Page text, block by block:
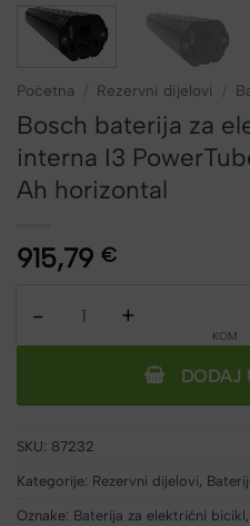
Početna Rezervni dijelovi
Bosch baterija za
interna I3
Ah horizontal
915,79 €
DODAJ
SKU: 87232
Kategorije: Rezervni dijelovi,
Oznake: Baterija za električni bicikl,